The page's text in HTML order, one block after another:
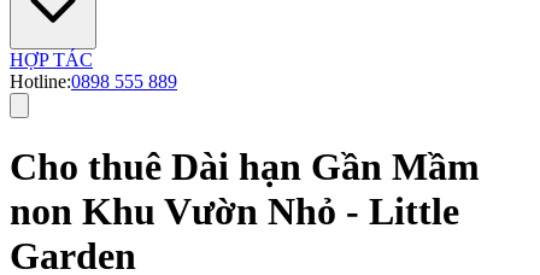
HỢP TÁC
Hotline:0898 555 889
Cho thuê Dài hạn Gần Mầm
non Khu Vườn Nhỏ - Little
Garden